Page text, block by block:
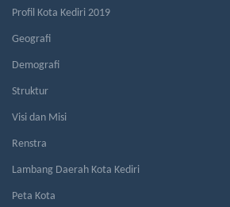
Profil Kota Kediri 2019
Geografi
Demografi
Struktur
Visi dan Misi
Renstra
Lambang Daerah Kota Kediri
Peta Kota